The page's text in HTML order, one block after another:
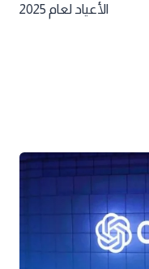
الأعياد لعام 2025